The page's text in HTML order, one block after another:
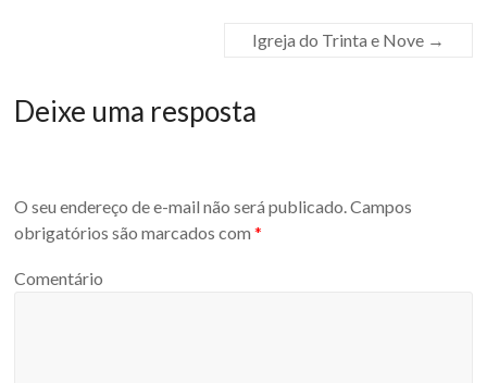
Igreja do Trinta e Nove →
Deixe uma resposta
O seu endereço de e-mail não será publicado.Campos
obrigatórios são marcados com*
Comentário